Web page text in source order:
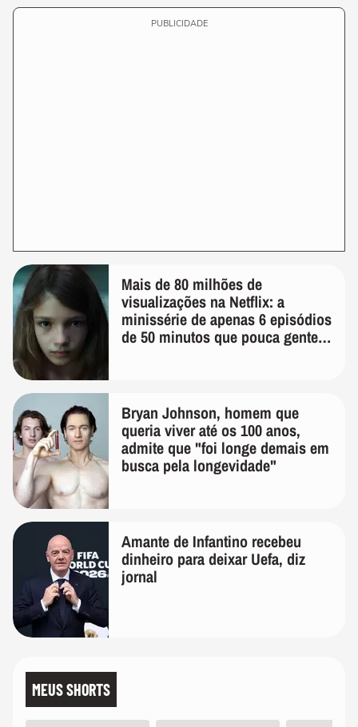
PUBLICIDADE
Mais de 80 milhões de
visualizações na Netflix: a
minissérie de apenas 6 episódios
de 50 minutos que pouca gente
Bryan Johnson, homem que
queria viver até os 100 anos,
admite que "foi longe demais em
busca pela longevidade"
Amante de Infantino recebeu
dinheiro para deixar Uefa, diz
jornal
MEUS SHORTS